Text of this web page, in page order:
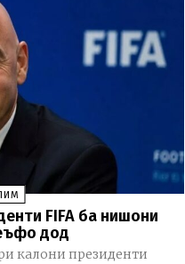
FIFA ба нишони
дод
калони президенти